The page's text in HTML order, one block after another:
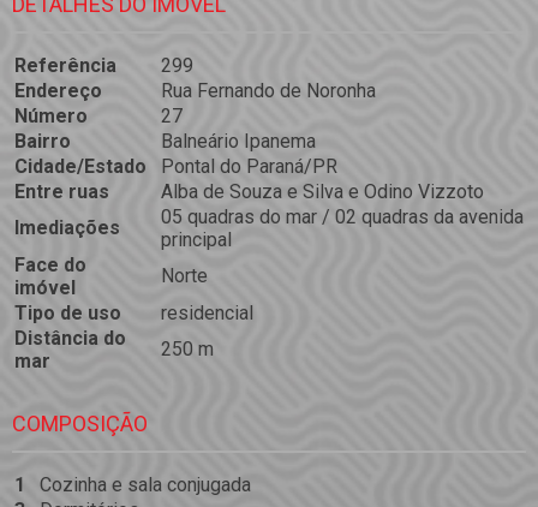
Referência
299
Endereço
Rua Fernando de Noronha
Número
27
Bairro
Balneário Ipanema
Cidade/Estado
Pontal do Paraná/PR
Entre ruas
Alba de Souza e Silva e Odino Vizzoto
Imediações
05 quadras do mar / 02 quadras da avenida
principal
Face do
imóvel
Norte
Tipo de uso
residencial
Distância do
mar
250 m
COMPOSIÇÃO
1
Cozinha e sala conjugada